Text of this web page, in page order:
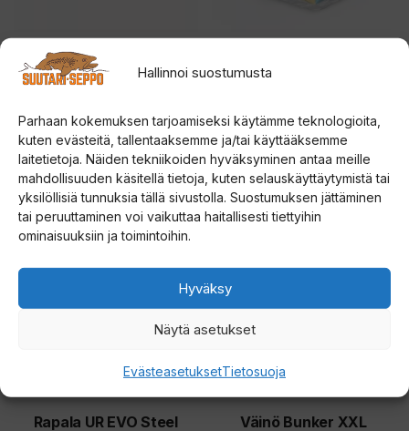
Hallinnoi suostumusta
Parhaan kokemuksen tarjoamiseksi käytämme teknologioita,
kuten evästeitä, tallentaaksemme ja/tai käyttääksemme
laitetietoja. Näiden tekniikoiden hyväksyminen antaa meille
mahdollisuuden käsitellä tietoja, kuten selauskäyttäytymistä tai
yksilöllisiä tunnuksia tällä sivustolla. Suostumuksen jättäminen
tai peruuttaminen voi vaikuttaa haitallisesti tiettyihin
ominaisuuksiin ja toimintoihin.
Hyväksy
Näytä asetukset
EvästeasetuksetTietosuoja
Strikemaster Lazer
Replacement Blades
kairan teräpalat
5.00
5:stä
40,00€–46,50€Hintaluokka:
40,00 €
-
46,50 €
Valitse vaihtoehdoista
tuotteen
sivulla.
pilkkiteltta
0
5
:
s
t
ä
189,00€
Lue lisää
Rapala UR EVO Steel
Väinö Bunker XXL